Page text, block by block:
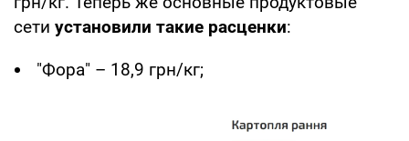
сети установили такие расценки:
"Фора" – 18,9 грн/кг;